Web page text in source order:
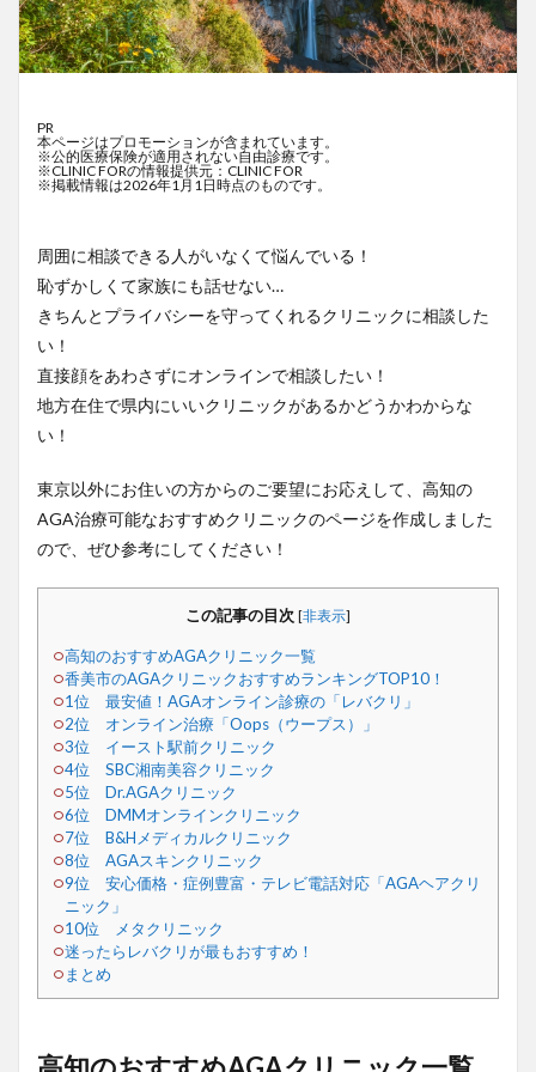
PR
本ページはプロモーションが含まれています。
※公的医療保険が適用されない自由診療です。
※CLINIC FORの情報提供元：CLINIC FOR
※掲載情報は2026年1月1日時点のものです。
周囲に相談できる人がいなくて悩んでいる！
恥ずかしくて家族にも話せない…
きちんとプライバシーを守ってくれるクリニックに相談した
い！
直接顔をあわさずにオンラインで相談したい！
地方在住で県内にいいクリニックがあるかどうかわからな
い！
東京以外にお住いの方からのご要望にお応えして、高知の
AGA治療可能なおすすめクリニックのページを作成しました
ので、ぜひ参考にしてください！
この記事の目次 [非表示]
高知のおすすめAGAクリニック一覧
香美市のAGAクリニックおすすめランキングTOP10！
1位 最安値！AGAオンライン診療の「レバクリ」
2位 オンライン治療「Oops（ウープス）」
3位 イースト駅前クリニック
4位 SBC湘南美容クリニック
5位 Dr.AGAクリニック
6位 DMMオンラインクリニック
7位 B&Hメディカルクリニック
8位 AGAスキンクリニック
9位 安心価格・症例豊富・テレビ電話対応「AGAヘアクリ
ニック」
10位 メタクリニック
迷ったらレバクリが最もおすすめ！
まとめ